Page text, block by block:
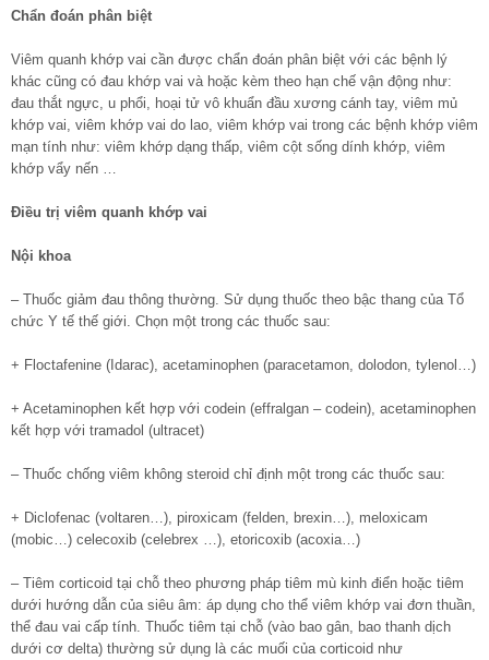
Chẩn đoán phân biệt
Viêm quanh khớp vai cần được chẩn đoán phân biệt với các bệnh lý
khác cũng có đau khớp vai và hoặc kèm theo hạn chế vận động như:
đau thắt ngực, u phổi, hoại tử vô khuẩn đầu xương cánh tay, viêm mủ
khớp vai, viêm khớp vai do lao, viêm khớp vai trong các bệnh khớp viêm
mạn tính như: viêm khớp dạng thấp, viêm cột sống dính khớp, viêm
khớp vẩy nến …
Điều trị viêm quanh khớp vai
Nội khoa
– Thuốc giảm đau thông thường. Sử dụng thuốc theo bậc thang của Tổ
chức Y tế thế giới. Chọn một trong các thuốc sau:
+ Floctafenine (Idarac), acetaminophen (paracetamon, dolodon, tylenol…)
+ Acetaminophen kết hợp với codein (effralgan – codein), acetaminophen
kết hợp với tramadol (ultracet)
– Thuốc chống viêm không steroid chỉ định một trong các thuốc sau:
+ Diclofenac (voltaren…), piroxicam (felden, brexin…), meloxicam
(mobic…) celecoxib (celebrex …), etoricoxib (acoxia…)
– Tiêm corticoid tại chỗ theo phương pháp tiêm mù kinh điển hoặc tiêm
dưới hướng dẫn của siêu âm: áp dụng cho thể viêm khớp vai đơn thuần,
thể đau vai cấp tính. Thuốc tiêm tại chỗ (vào bao gân, bao thanh dịch
dưới cơ delta) thường sử dụng là các muối của corticoid như